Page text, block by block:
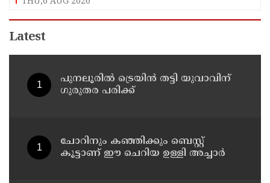
Latest
പുനലൂരിൽ ട്രെയിൻ തട്ടി യുവാവിന്
ഗുരുതര പരിക്ക്
ചോറിനും കഞ്ഞിക്കും ബെസ്റ്റ്
കൂട്ടാണ് ഈ ചെറിയ ഉള്ളി അച്ചാർ